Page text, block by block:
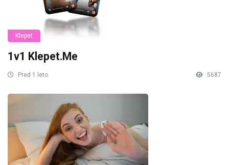
Klepet
1v1 Klepet.Me
Pred 1 leto 5687